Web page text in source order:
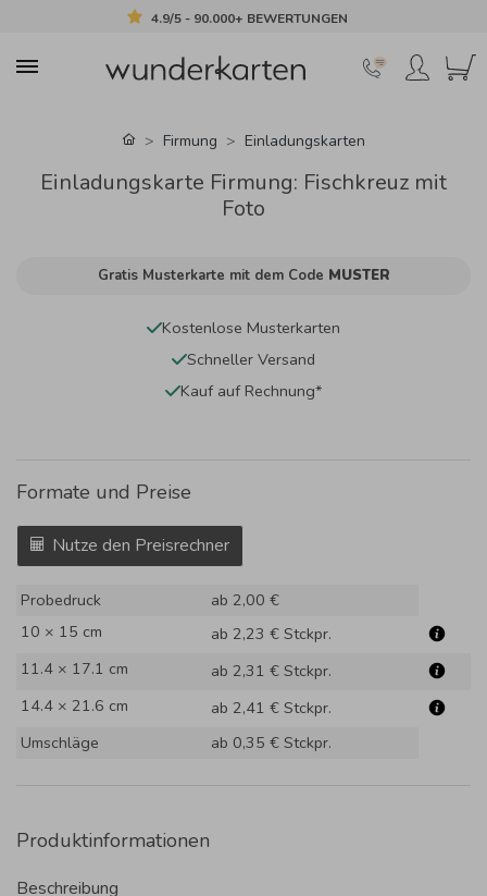
4.9/5 - 90.000+ BEWERTUNGEN
Firmung Einladungskarten
Einladungskarte Firmung: Fischkreuz mit
Foto
Gratis Musterkarte mit dem Code MUSTER
Kostenlose Musterkarten
Schneller Versand
Kauf auf Rechnung*
Formate und Preise
Nutze den Preisrechner
Probedruck
ab 2,00 €
10 × 15 cm
ab 2,23 € Stckpr.
11.4 × 17.1 cm
ab 2,31 € Stckpr.
14.4 × 21.6 cm
ab 2,41 € Stckpr.
Umschläge
ab 0,35 € Stckpr.
Produktinformationen
Beschreibung